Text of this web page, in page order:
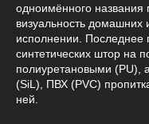
одноимённого названия
визуальность
исполнении. Последнее
синтетических штор на
полиуретановыми (PU),
(SiL), ПВХ (PVC)
ней.